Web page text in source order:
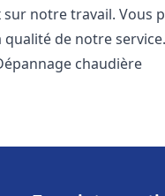
sur notre travail. Vous
qualité de notre
chaudière